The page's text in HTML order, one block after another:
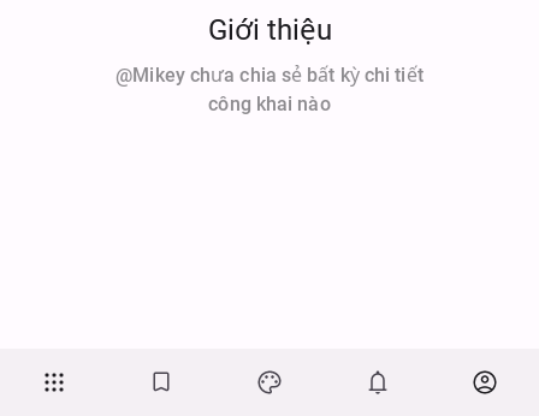
Giới thiệu
@mikey chưa chia sẻ bất kỳ chi tiết
công khai nào